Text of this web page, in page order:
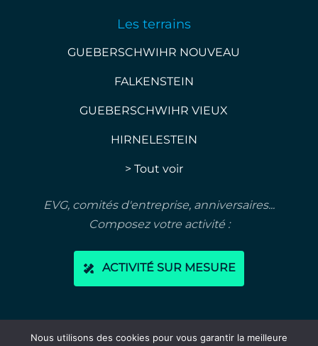
Les terrains
GUEBERSCHWIHR NOUVEAU
FALKENSTEIN
GUEBERSCHWIHR VIEUX
HIRNELESTEIN
> Tout voir
EVG, comités d'entreprise, anniversaires...
Composez votre activité :
ACTIVITÉ SUR MESURE
Nous utilisons des cookies pour vous garantir la meilleure